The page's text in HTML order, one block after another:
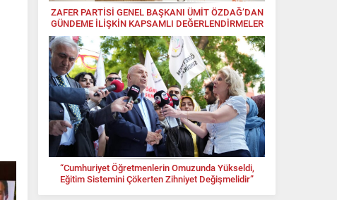
ZAFER PARTİSİ GENEL BAŞKANI ÜMİT ÖZDAĞ’DAN
GÜNDEME İLİŞKİN KAPSAMLI DEĞERLENDİRMELER
“Cumhuriyet Öğretmenlerin Omuzunda Yükseldi,
Eğitim Sistemini Çökerten Zihniyet Değişmelidir”